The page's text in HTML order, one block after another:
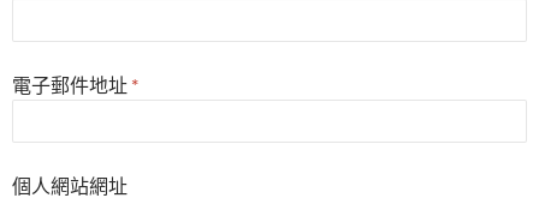
電子郵件地址 *
個人網站網址